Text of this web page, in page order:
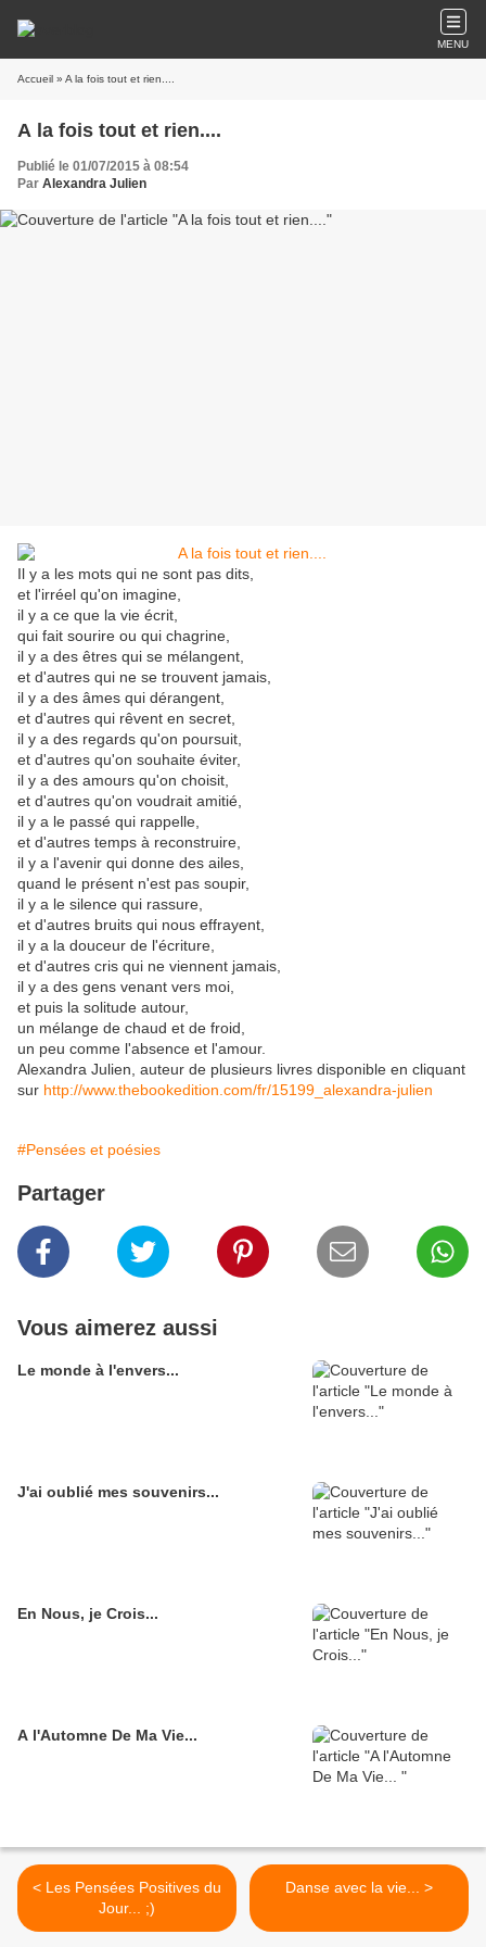
MENU
Accueil » A la fois tout et rien....
A la fois tout et rien....
Publié le 01/07/2015 à 08:54
Par Alexandra Julien
Il y a les mots qui ne sont pas dits,
et l'irréel qu'on imagine,
il y a ce que la vie écrit,
qui fait sourire ou qui chagrine,
il y a des êtres qui se mélangent,
et d'autres qui ne se trouvent jamais,
il y a des âmes qui dérangent,
et d'autres qui rêvent en secret,
il y a des regards qu'on poursuit,
et d'autres qu'on souhaite éviter,
il y a des amours qu'on choisit,
et d'autres qu'on voudrait amitié,
il y a le passé qui rappelle,
et d'autres temps à reconstruire,
il y a l'avenir qui donne des ailes,
quand le présent n'est pas soupir,
il y a le silence qui rassure,
et d'autres bruits qui nous effrayent,
il y a la douceur de l'écriture,
et d'autres cris qui ne viennent jamais,
il y a des gens venant vers moi,
et puis la solitude autour,
un mélange de chaud et de froid,
un peu comme l'absence et l'amour.
Alexandra Julien, auteur de plusieurs livres disponible en cliquant
sur http://www.thebookedition.com/fr/15199_alexandra-julien
#Pensées et poésies
Partager
Vous aimerez aussi
Le monde à l'envers...
J'ai oublié mes souvenirs...
En Nous, je Crois...
A l'Automne De Ma Vie...
< Les Pensées Positives du
Jour... ;)
Danse avec la vie... >